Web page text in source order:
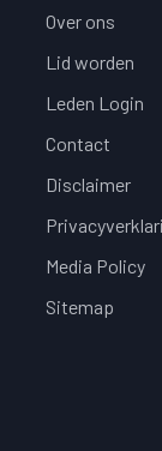
Over ons
Lid worden
Leden Login
Contact
Disclaimer
Media Policy
Sitemap